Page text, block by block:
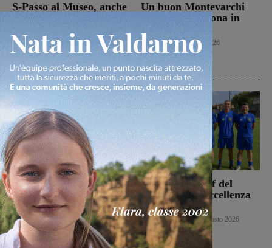
S-Passo al Museo, anche
aprono le porte ai
ragazzi per i campi di
settembre
Cultura 10 Agosto 2026
Un buon Montevarchi
batte 2-1 l’Ancona in
Calcio 10 Agosto 2026
La Sangiovannese tiene
testa al San Donato
Tavarnelle, che però
passa 0-1
San Giovanni Valdarno
9 Agosto 2026
Ufficiale lo staff del
Figline per l’Eccellenza
2026-2027
Primo piano 9 Agosto 2026